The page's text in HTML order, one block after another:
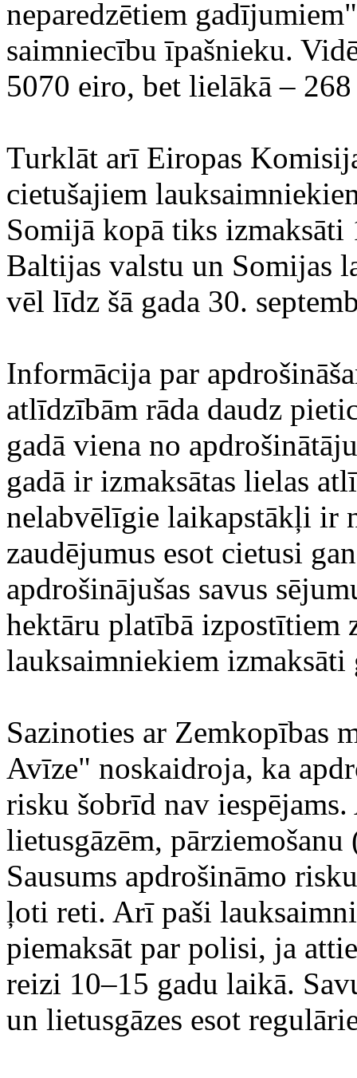
neparedzētiem
saimniecību īpašnieku.
5070 eiro, bet lielākā –
Turklāt arī Eiropas
cietušajiem
Somijā kopā tiks
Baltijas valstu un Somijas
vēl līdz šā gada 30.
Informācija par
atlīdzībām rāda daudz
gadā viena no
gadā ir izmaksātas lielas
nelabvēlīgie laikapstākļi ir
zaudējumus esot cietusi
apdrošinājušas savus
hektāru platībā izpostītiem
lauksaimniekiem
Sazinoties ar
Avīze" noskaidroja, ka
risku šobrīd nav
lietusgāzēm,
Sausums apdrošināmo
ļoti reti. Arī paši
piemaksāt par polisi, ja
reizi 10–15 gadu laikā.
un lietusgāzes esot